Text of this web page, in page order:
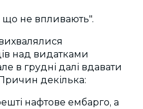
що не впливають".
над видатками
в грудні далі вдавати
декілька:
нафтове ембарго, а